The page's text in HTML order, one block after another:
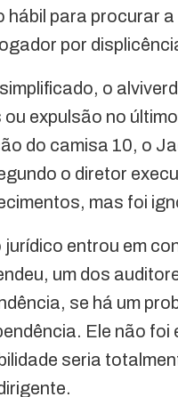
hábil para procurar
por
o
expulsão no
do camisa 10, o
o diretor
mas foi
entrou em
um dos
se há um
Ele não
seria